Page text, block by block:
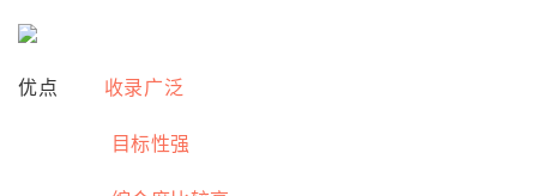
优点 收录广泛
目标性强